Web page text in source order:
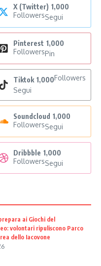
X (Twitter) 1,000
FollowersSegui
Pinterest 1,000
FollowersPin
Tiktok 1,000Followers
Segui
Soundcloud 1,000
FollowersSegui
Dribbble 1,000
FollowersSegui
ai Giochi del
volontari ripuliscono Parco
dello Iacovone